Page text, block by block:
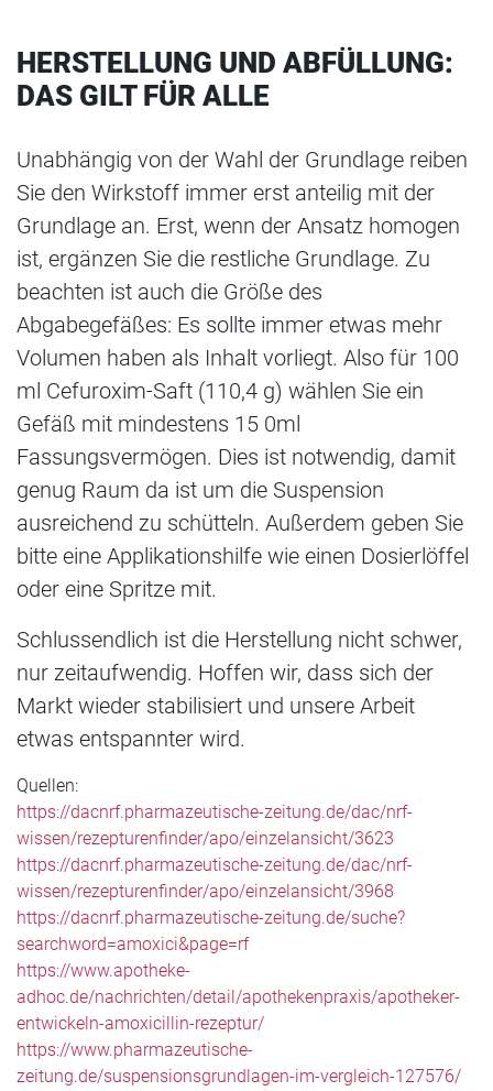
HERSTELLUNG UND ABFÜLLUNG:
DAS GILT FÜR ALLE
Unabhängig von der Wahl der Grundlage reiben
Sie den Wirkstoff immer erst anteilig mit der
Grundlage an. Erst, wenn der Ansatz homogen
ist, ergänzen Sie die restliche Grundlage. Zu
beachten ist auch die Größe des
Abgabegefäßes: Es sollte immer etwas mehr
Volumen haben als Inhalt vorliegt. Also für 100
ml Cefuroxim-Saft (110,4 g) wählen Sie ein
Gefäß mit mindestens 15 0ml
Fassungsvermögen. Dies ist notwendig, damit
genug Raum da ist um die Suspension
ausreichend zu schütteln. Außerdem geben Sie
bitte eine Applikationshilfe wie einen Dosierlöffel
oder eine Spritze mit.
Schlussendlich ist die Herstellung nicht schwer,
nur zeitaufwendig. Hoffen wir, dass sich der
Markt wieder stabilisiert und unsere Arbeit
etwas entspannter wird.
Quellen:
https://dacnrf.pharmazeutische-zeitung.de/dac/nrf-
wissen/rezepturenfinder/apo/einzelansicht/3623
https://dacnrf.pharmazeutische-zeitung.de/dac/nrf-
wissen/rezepturenfinder/apo/einzelansicht/3968
https://dacnrf.pharmazeutische-zeitung.de/suche?
searchword=amoxici&page=rf
https://www.apotheke-
adhoc.de/nachrichten/detail/apothekenpraxis/apotheker-
entwickeln-amoxicillin-rezeptur/
https://www.pharmazeutische-
zeitung.de/suspensionsgrundlagen-im-vergleich-127576/